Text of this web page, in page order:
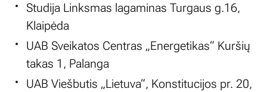
Studija Linksmas lagaminas Turgaus g.16,
Klaipėda
UAB Sveikatos Centras „Energetikas“ Kuršių
takas 1, Palanga
UAB Viešbutis „Lietuva“, Konstitucijos pr. 20,